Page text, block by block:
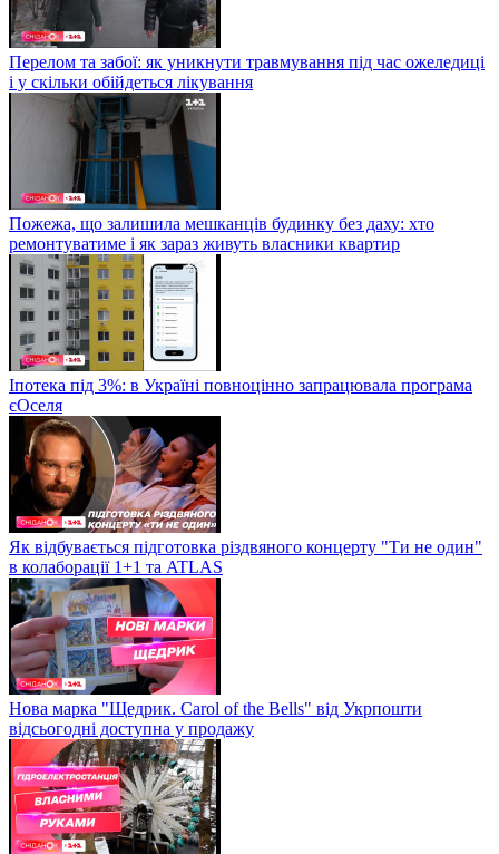
Перелом та забої: як уникнути травмування під час ожеледиці
і у скільки обійдеться лікування
Пожежа, що залишила мешканців будинку без даху: хто
ремонтуватиме і як зараз живуть власники квартир
Іпотека під 3%: в Україні повноцінно запрацювала програма
єОселя
Як відбувається підготовка різдвяного концерту "Ти не один"
в колаборації 1+1 та ATLAS
Нова марка "Щедрик. Carol of the Bells" від Укрпошти
відсьогодні доступна у продажу